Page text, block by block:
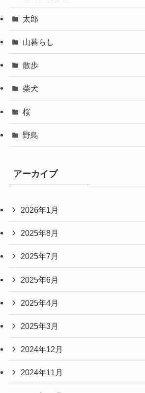
太郎
山暮らし
散歩
柴犬
桜
野鳥
アーカイブ
2026年1月
2025年8月
2025年7月
2025年6月
2025年4月
2025年3月
2024年12月
2024年11月